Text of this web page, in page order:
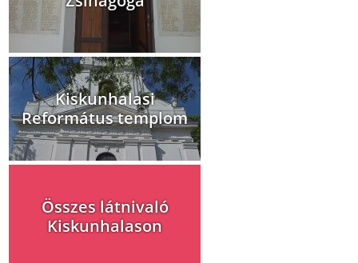
Kiskunhalasi
Református templom
Összes látnivaló
Kiskunhalason